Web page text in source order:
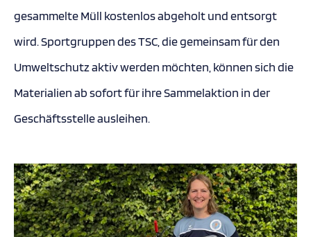
gesammelte Müll kostenlos abgeholt und entsorgt
wird. Sportgruppen des TSC, die gemeinsam für den
Umweltschutz aktiv werden möchten, können sich die
Materialien ab sofort für ihre Sammelaktion in der
Geschäftsstelle ausleihen.